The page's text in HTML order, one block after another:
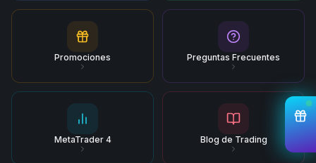
Promociones Preguntas Frecuentes
MetaTrader 4 Blog de Trading